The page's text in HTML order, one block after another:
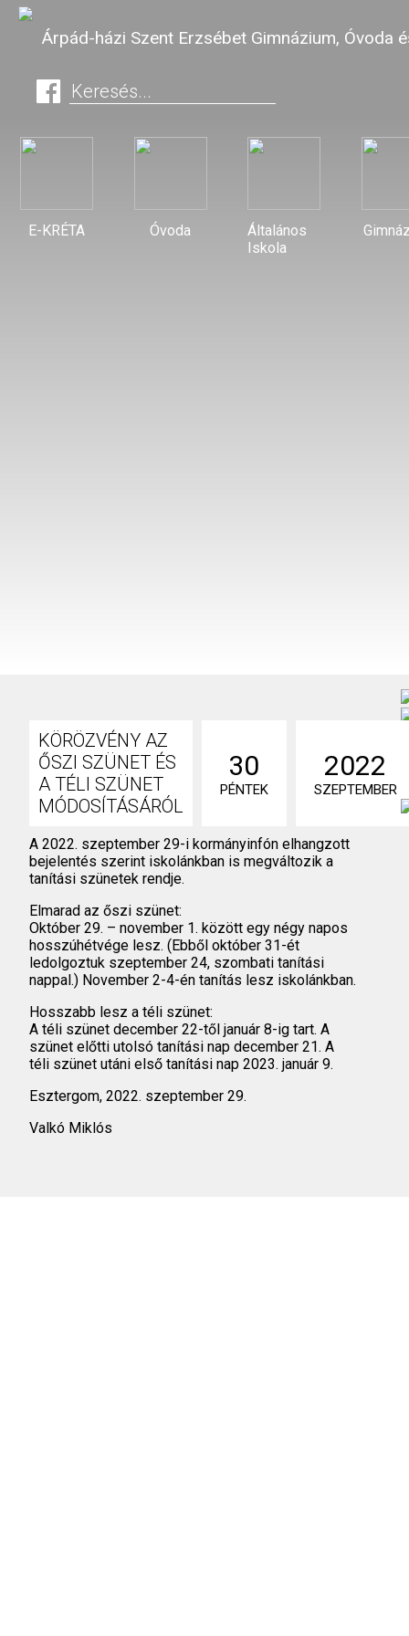
Árpád-házi Szent Erzsébet Gimnázium, Óvoda
E-KRÉTA Óvoda
Általános
Iskola
KÖRÖZVÉNY AZ
ŐSZI SZÜNET ÉS
A TÉLI SZÜNET
MÓDOSÍTÁSÁRÓL
30
PÉNTEK
2022
SZEPTEMBER
A 2022. szeptember 29-i kormányinfón elhangzott
bejelentés szerint iskolánkban is megváltozik a
tanítási szünetek rendje.
Elmarad az őszi szünet:
Október 29. – november 1. között egy négy napos
hosszúhétvége lesz. (Ebből október 31-ét
ledolgoztuk szeptember 24, szombati tanítási
nappal.) November 2-4-én tanítás lesz iskolánkban.
Hosszabb lesz a téli szünet:
A téli szünet december 22-től január 8-ig tart. A
szünet előtti utolsó tanítási nap december 21. A
téli szünet utáni első tanítási nap 2023. január 9.
Esztergom, 2022. szeptember 29.
Valkó Miklós